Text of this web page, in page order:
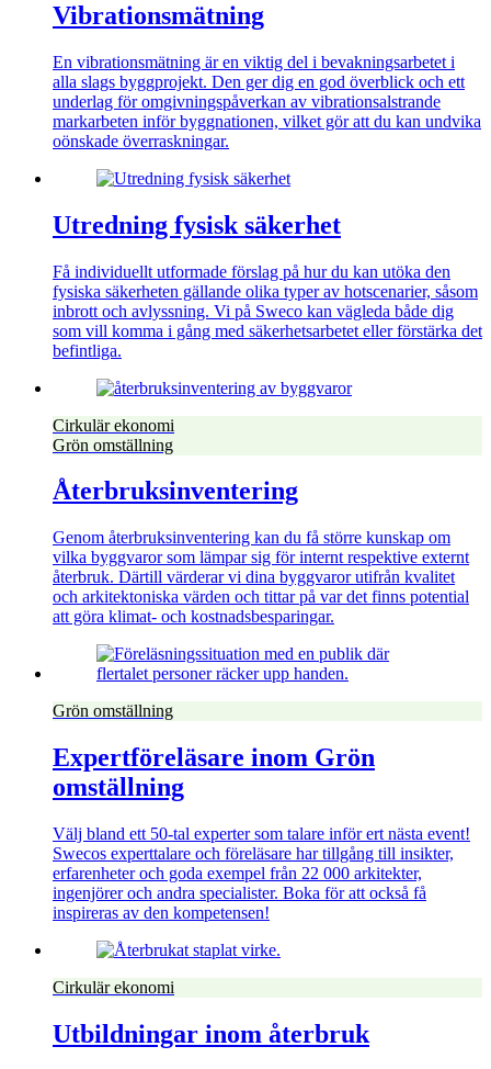
Vibrationsmätning
En vibrationsmätning är en viktig del i bevakningsarbetet i
alla slags byggprojekt. Den ger dig en god överblick och ett
underlag för omgivningspåverkan av vibrationsalstrande
markarbeten inför byggnationen, vilket gör att du kan undvika
oönskade överraskningar.
Utredning fysisk säkerhet
Få individuellt utformade förslag på hur du kan utöka den
fysiska säkerheten gällande olika typer av hotscenarier, såsom
inbrott och avlyssning. Vi på Sweco kan vägleda både dig
som vill komma i gång med säkerhetsarbetet eller förstärka det
befintliga.
Cirkulär ekonomi
Grön omställning
Återbruksinventering
Genom återbruksinventering kan du få större kunskap om
vilka byggvaror som lämpar sig för internt respektive externt
återbruk. Därtill värderar vi dina byggvaror utifrån kvalitet
och arkitektoniska värden och tittar på var det finns potential
att göra klimat- och kostnadsbesparingar.
Grön omställning
Expertföreläsare inom Grön
omställning
Välj bland ett 50-tal experter som talare inför ert nästa event!
Swecos experttalare och föreläsare har tillgång till insikter,
erfarenheter och goda exempel från 22 000 arkitekter,
ingenjörer och andra specialister. Boka för att också få
inspireras av den kompetensen!
Cirkulär ekonomi
Utbildningar inom återbruk